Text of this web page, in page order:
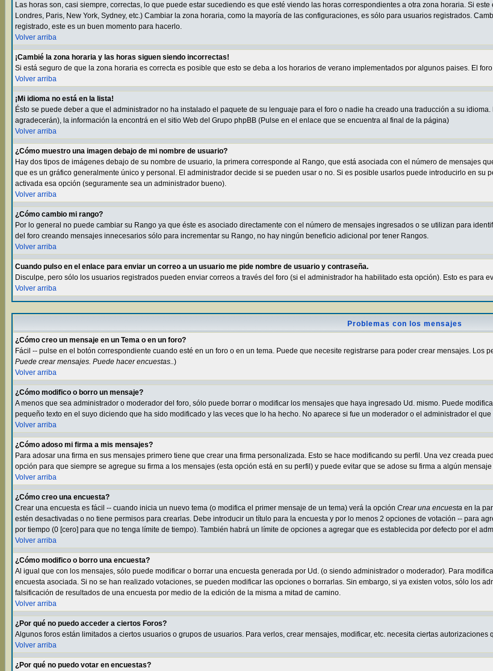
Las horas son, casi siempre, correctas, lo que puede estar sucediendo es que esté viendo las horas correspondientes a otra zona horaria. Si
Londres, Paris, New York, Sydney, etc.) Cambiar la zona horaria, como la mayoría de las configuraciones, es sólo para usuarios registrados.
registrado, este es un buen momento para hacerlo.
Volver arriba
¡Cambié la zona horaria y las horas siguen siendo incorrectas!
Si está seguro de que la zona horaria es correcta es posible que esto se deba a los horarios de verano implementados por algunos paises. El
Volver arriba
¡Mi idioma no está en la lista!
Ésto se puede deber a que el administrador no ha instalado el paquete de su lenguaje para el foro o nadie ha creado una traducción a su
agradecerán), la información la encontrá en el sitio Web del Grupo phpBB (Pulse en el enlace que se encuentra al final de la página)
Volver arriba
¿Cómo muestro una imagen debajo de mi nombre de usuario?
Hay dos tipos de imágenes debajo de su nombre de usuario, la primera corresponde al Rango, que está asociada con el número de mensajes
que es un gráfico generalmente único y personal. El administrador decide si se pueden usar o no. Si es posible usarlos puede introducirlo en
activada esa opción (seguramente sea un administrador bueno).
Volver arriba
¿Cómo cambio mi rango?
Por lo general no puede cambiar su Rango ya que éste es asociado directamente con el número de mensajes ingresados o se utilizan para
del foro creando mensajes innecesarios sólo para incrementar su Rango, no hay ningún beneficio adicional por tener Rangos.
Volver arriba
Cuando pulso en el enlace para enviar un correo a un usuario me pide nombre de usuario y contraseña.
Disculpe, pero sólo los usuarios registrados pueden enviar correos a través del foro (si el administrador ha habilitado esta opción). Esto es para
Volver arriba
Problemas con los mensajes
¿Cómo creo un mensaje en un Tema o en un foro?
Fácil -- pulse en el botón correspondiente cuando esté en un foro o en un tema. Puede que necesite registrarse para poder crear mensajes.
Puede crear mensajes. Puede hacer encuestas..)
Volver arriba
¿Cómo modifico o borro un mensaje?
A menos que sea administrador o moderador del foro, sólo puede borrar o modificar los mensajes que haya ingresado Ud. mismo. Puede
pequeño texto en el suyo diciendo que ha sido modificado y las veces que lo ha hecho. No aparece si fue un moderador o el administrador el
Volver arriba
¿Cómo adoso mi firma a mis mensajes?
Para adosar una firma en sus mensajes primero tiene que crear una firma personalizada. Esto se hace modificando su perfil. Una vez creada
opción para que siempre se agregue su firma a los mensajes (esta opción está en su perfil) y puede evitar que se adose su firma a algún
Volver arriba
¿Cómo creo una encuesta?
Crear una encuesta es fácil -- cuando inicia un nuevo tema (o modifica el primer mensaje de un tema) verá la opción Crear una encuesta en la
estén desactivadas o no tiene permisos para crearlas. Debe introducir un título para la encuesta y por lo menos 2 opciones de votación -- para
por tiempo (0 [cero] para que no tenga límite de tiempo). También habrá un límite de opciones a agregar que es establecida por defecto por el
Volver arriba
¿Cómo modifico o borro una encuesta?
Al igual que con los mensajes, sólo puede modificar o borrar una encuesta generada por Ud. (o siendo administrador o moderador). Para
encuesta asociada. Si no se han realizado votaciones, se pueden modificar las opciones o borrarlas. Sin embargo, si ya existen votos, sólo los
falsificación de resultados de una encuesta por medio de la edición de la misma a mitad de camino.
Volver arriba
¿Por qué no puedo acceder a ciertos Foros?
Algunos foros están limitados a ciertos usuarios o grupos de usuarios. Para verlos, crear mensajes, modificar, etc. necesita ciertas
Volver arriba
¿Por qué no puedo votar en encuestas?